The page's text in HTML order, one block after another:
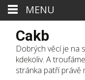
Cakb
Dobrých věcí je na
kdekoliv. A
stránka patří právě
MENU